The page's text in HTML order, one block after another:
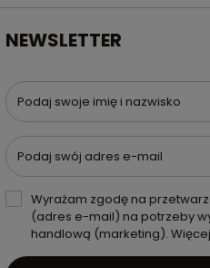
NEWSLETTER
Podaj swoje imię i nazwisko
Podaj swój adres e-mail
Wyrażam zgodę na
(adres e-mail) na potrzeby
handlową (marketing).